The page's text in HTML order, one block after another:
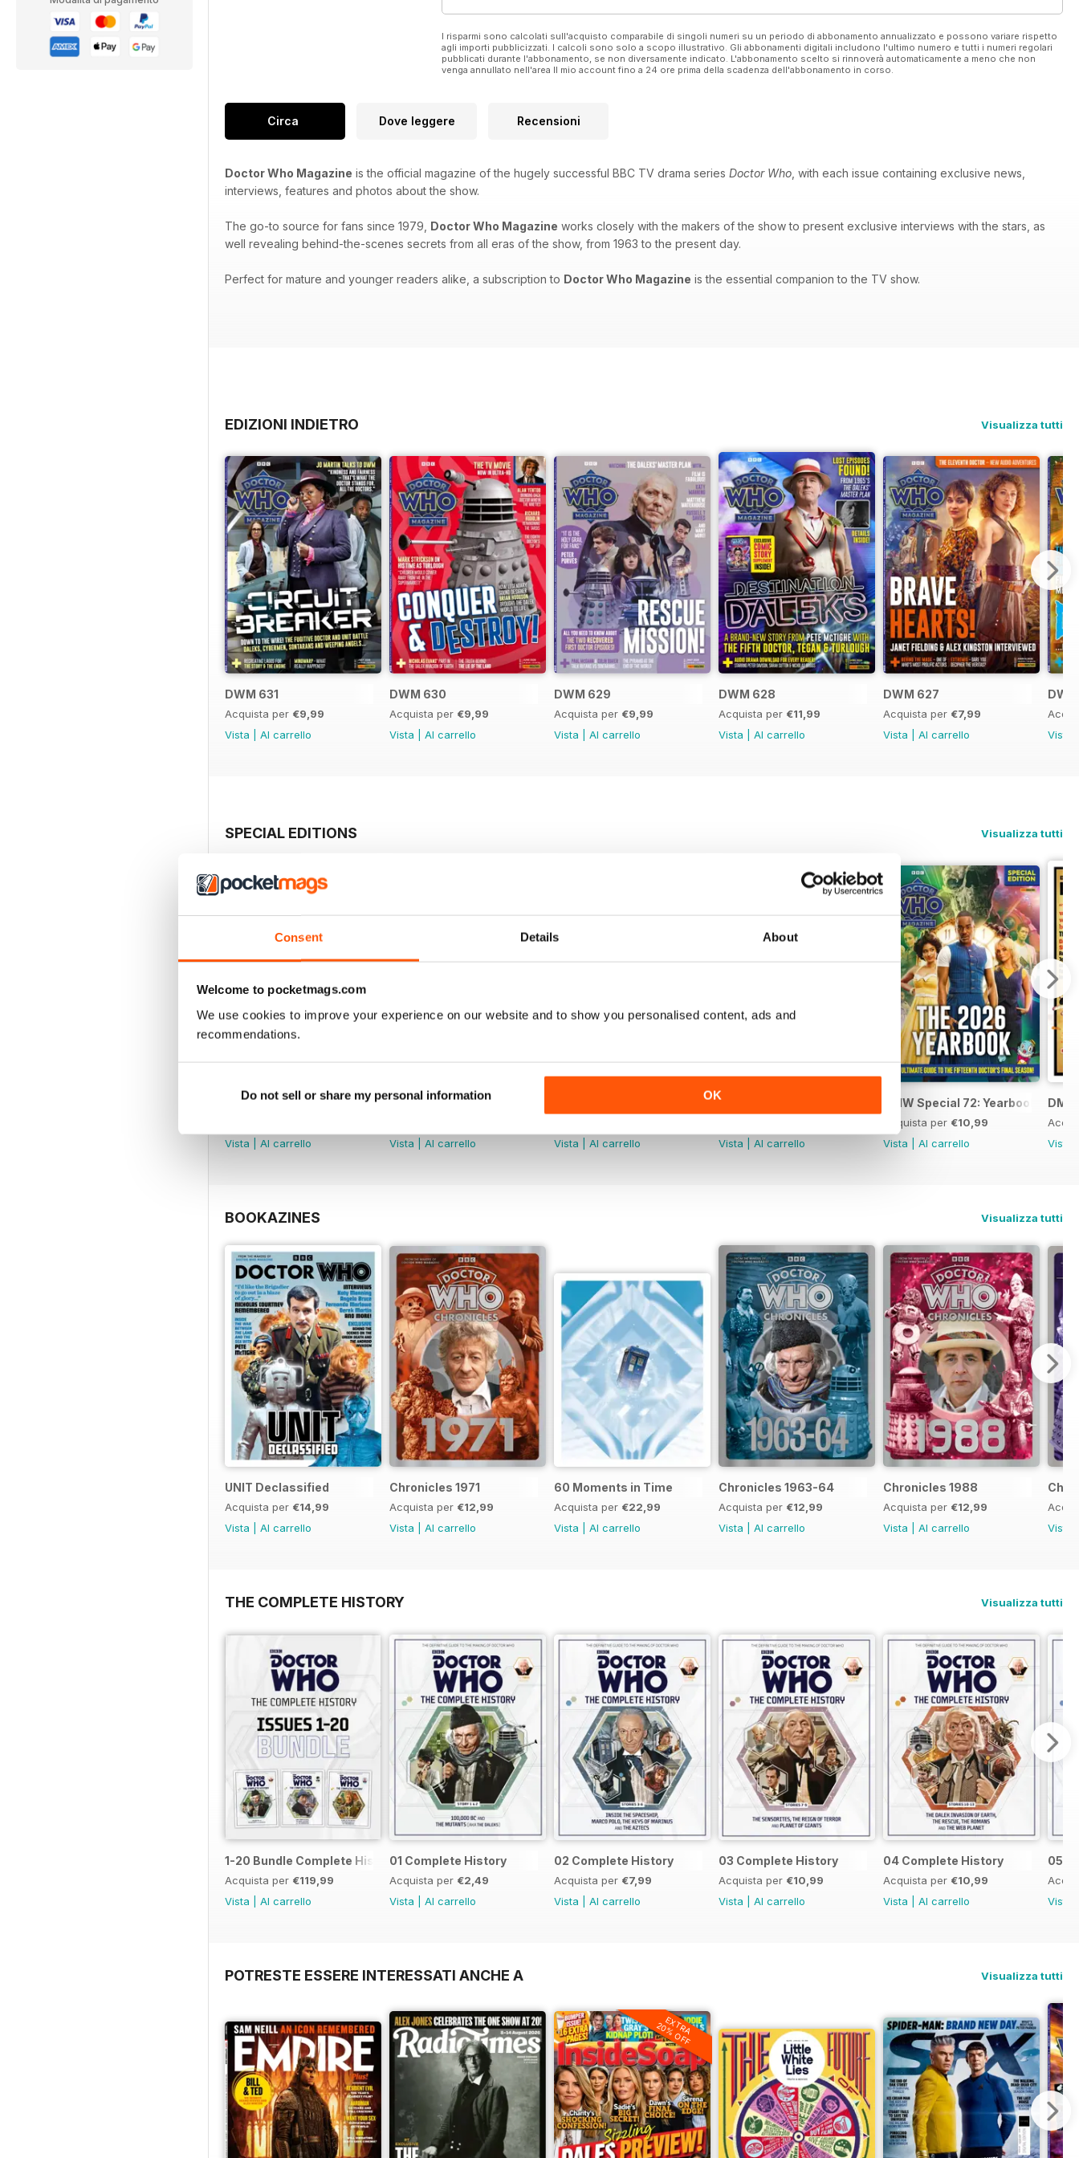
Consent Details About
Welcome to pocketmags.com
We use cookies to improve your experience on our website and to show you personalised content, ads and
recommendations.
Do not sell or share my personal information OK
I risparmi sono calcolati sull'acquisto comparabile di singoli numeri su un periodo di abbonamento annualizzato e possono variare rispetto
agli importi pubblicizzati. I calcoli sono solo a scopo illustrativo. Gli abbonamenti digitali includono l'ultimo numero e tutti i numeri regolari
pubblicati durante l'abbonamento, se non diversamente indicato. L'abbonamento scelto si rinnoverà automaticamente a meno che non
venga annullato nell'area Il mio account fino a 24 ore prima della scadenza dell'abbonamento in corso.
Circa Dove leggere Recensioni
Doctor Who Magazine is the official magazine of the hugely successful BBC TV drama series Doctor Who , with each issue containing exclusive news,
interviews, features and photos about the show.
The go-to source for fans since 1979, Doctor Who Magazine works closely with the makers of the show to present exclusive interviews with the stars, as
well revealing behind-the-scenes secrets from all eras of the show, from 1963 to the present day.
Perfect for mature and younger readers alike, a subscription to Doctor Who Magazine is the essential companion to the TV show.
EDIZIONI INDIETRO Visualizza tutti
DWM 631
Acquista per €9,99
Vista
Al carrello
DWM 630
Acquista per €9,99
Vista
Al carrello
DWM 629
Acquista per €9,99
Vista
Al carrello
DWM 628
Acquista per €11,99
Vista
Al carrello
DWM 627
Acquista per €7,99
Vista
Al carrello
Vista
SPECIAL EDITIONS Visualizza tutti
DMW Special 74
Vista
Al carrello
Doctor Who: The Time Museum
Vista
Al carrello
Vista
Al carrello
DWM: Chronicles 1984
Vista
Al carrello
DMW Special 72: Yearbook
Acquista per €10,99
Vista
Al carrello
Vista
BOOKAZINES Visualizza tutti
UNIT Declassified
Acquista per €14,99
Vista
Al carrello
Chronicles 1971
Acquista per €12,99
Vista
Al carrello
60 Moments in Time
Acquista per €22,99
Vista
Al carrello
Chronicles 1963-64
Acquista per €12,99
Vista
Al carrello
Chronicles 1988
Acquista per €12,99
Vista
Al carrello
Vista
THE COMPLETE HISTORY Visualizza tutti
1-20 Bundle Complete History
Acquista per €119,99
Vista
Al carrello
01 Complete History
Acquista per €2,49
Vista
Al carrello
02 Complete History
Acquista per €7,99
Vista
Al carrello
03 Complete History
Acquista per €10,99
Vista
Al carrello
04 Complete History
Acquista per €10,99
Vista
Al carrello
05
Vista
POTRESTE ESSERE INTERESSATI ANCHE A Visualizza tutti
EXTRA
20% OFF